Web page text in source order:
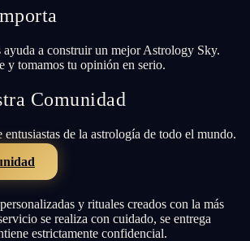
ayuda a construir un mejor Astrology Sky.
y tomamos tu opinión en serio.
Comunidad
de la astrología de todo el mundo.
y rituales creados con la más
se realiza con cuidado, se entrega
estrictamente confidencial.